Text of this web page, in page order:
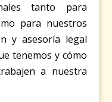
tanto para
para nuestros
y asesoría legal
tenemos y cómo
a nuestra